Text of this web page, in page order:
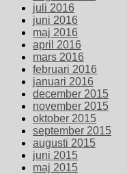
juli 2016
juni 2016
maj 2016
april 2016
mars 2016
februari 2016
januari 2016
december 2015
november 2015
oktober 2015
september 2015
augusti 2015
juni 2015
maj 2015